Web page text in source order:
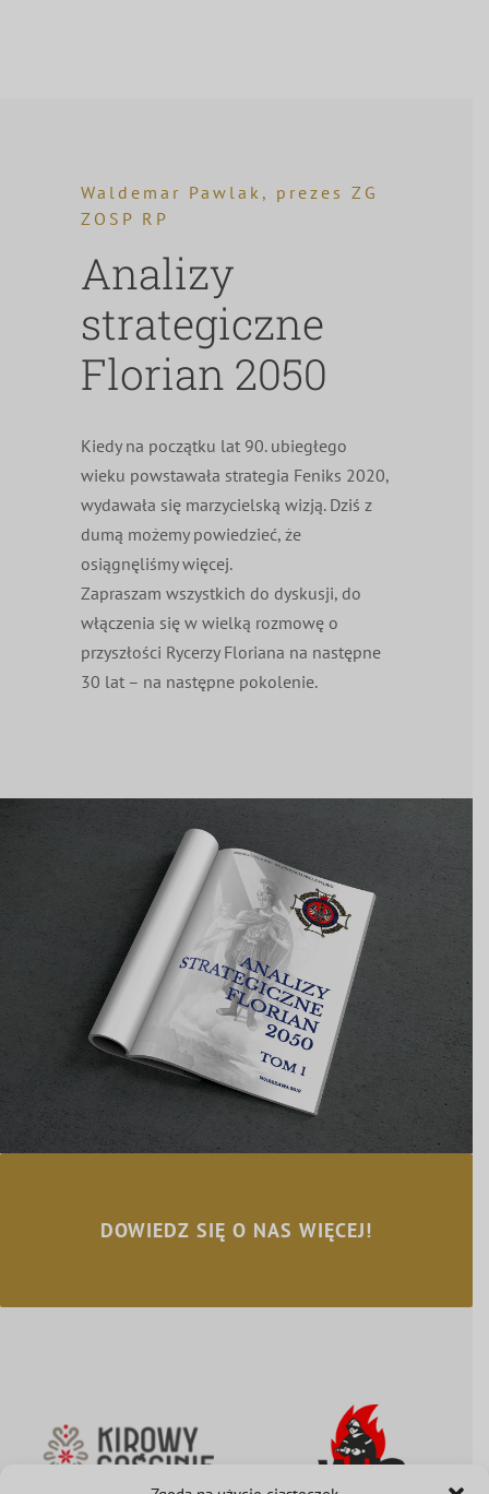
Waldemar Pawlak, prezes ZG
ZOSP RP
Analizy
strategiczne
Florian 2050
Kiedy na początku lat 90. ubiegłego
wieku powstawała strategia Feniks 2020,
wydawała się marzycielską wizją. Dziś z
dumą możemy powiedzieć, że
osiągnęliśmy więcej.
Zapraszam wszystkich do dyskusji, do
włączenia się w wielką rozmowę o
przyszłości Rycerzy Floriana na następne
30 lat – na następne pokolenie.
DOWIEDZ SIĘ O NAS WIĘCEJ!